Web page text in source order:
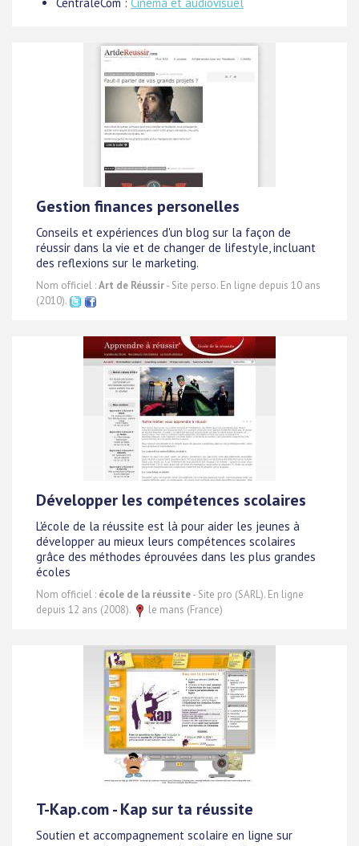
Gestion finances personelles
Conseils et expériences d'un blog sur la façon de
réussir dans la vie et de changer de lifestyle, incluant
des reflexions sur le marketing.
Nom officiel :Art de Réussir- Site perso. En ligne depuis 10 ans
(2010).
Développer les compétences scolaires
L'école de la réussite est là pour aider les jeunes à
développer au mieux leurs compétences scolaires
grâce des méthodes éprouvées dans les plus grandes
écoles
Nom officiel : école de la réussite- Site pro (SARL). En ligne
depuis 12 ans (2008).
le mans (France)
T-Kap.com - Kap sur ta réussite
Soutien et accompagnement scolaire en ligne sur